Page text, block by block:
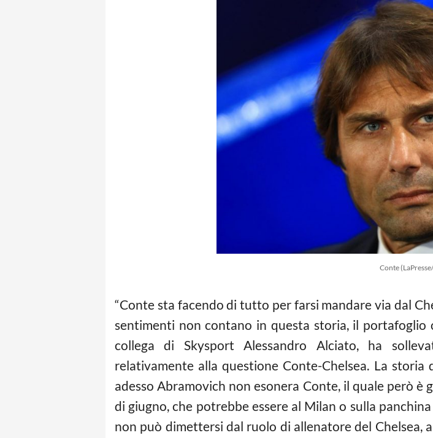
Conte
“Conte sta facendo di tutto per farsi mandare via dal
sentimenti non contano in questa storia, il portafoglio
collega di Skysport Alessandro Alciato, ha
relativamente alla questione Conte-Chelsea. La
adesso Abramovich non esonera Conte, il quale però
di giugno, che potrebbe essere al Milan o sulla
non può dimettersi dal ruolo di allenatore del Chelsea,